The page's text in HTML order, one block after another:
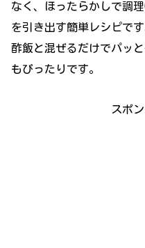
なく、ほったらかしで調
を引き出す簡単レシピです
酢飯と混ぜるだけでパッ
もぴったりです。
スポ